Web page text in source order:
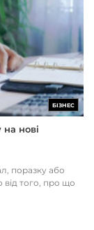
БІЗНЕС
нові
поразку або
від того, про що